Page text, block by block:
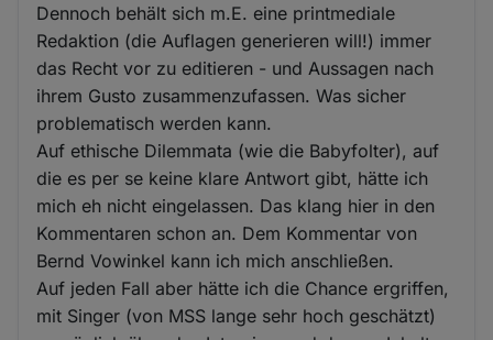
Dennoch behält sich m.E. eine printmediale
Redaktion (die Auflagen generieren will!) immer
das Recht vor zu editieren - und Aussagen nach
ihrem Gusto zusammenzufassen. Was sicher
problematisch werden kann.
Auf ethische Dilemmata (wie die Babyfolter), auf
die es per se keine klare Antwort gibt, hätte ich
mich eh nicht eingelassen. Das klang hier in den
Kommentaren schon an. Dem Kommentar von
Bernd Vowinkel kann ich mich anschließen.
Auf jeden Fall aber hätte ich die Chance ergriffen,
mit Singer (von MSS lange sehr hoch geschätzt)